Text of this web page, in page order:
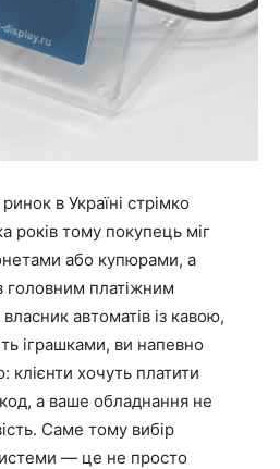
в Україні стрімко
років тому покупець міг
або купюрами, а
головним платіжним
автоматів із кавою,
іграшками, ви напевно
хочуть платити
а ваше обладнання не
Саме тому вибір
— це не просто